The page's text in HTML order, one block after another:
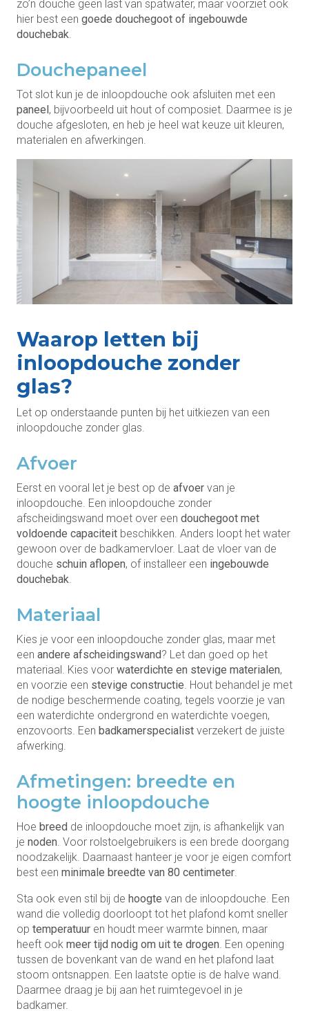
zo’n douche geen last van spatwater, maar voorziet ook
hier best een goede douchegoot of ingebouwde
douchebak
Douchepaneel
Tot slot kun je de inloopdouche ook afsluiten met een
paneel, bijvoorbeeld uit hout of composiet. Daarmee is je
douche afgesloten, en heb je heel wat keuze uit kleuren,
materialen en afwerkingen.
Waarop letten bij
inloopdouche zonder
glas?
Let op onderstaande punten bij het uitkiezen van een
inloopdouche zonder glas.
Afvoer
Eerst en vooral let je best op de afvoer van je
inloopdouche. Een inloopdouche zonder
afscheidingswand moet over een douchegoot met
voldoende capaciteit beschikken. Anders loopt het water
gewoon over de badkamervloer. Laat de vloer van de
douche schuin aflopen, of installeer een ingebouwde
douchebak.
Materiaal
Kies je voor een inloopdouche zonder glas, maar met
een andere afscheidingswand? Let dan goed op het
materiaal. Kies voor waterdichte en stevige materialen,
en voorzie een stevige constructie. Hout behandel je met
de nodige beschermende coating, tegels voorzie je van
een waterdichte ondergrond en waterdichte voegen,
enzovoorts. Een badkamerspecialist verzekert de juiste
afwerking.
Afmetingen: breedte en
hoogte inloopdouche
Hoe breed de inloopdouche moet zijn, is afhankelijk van
je noden. Voor rolstoelgebruikers is een brede doorgang
noodzakelijk. Daarnaast hanteer je voor je eigen comfort
best een minimale breedte van 80 centimeter.
Sta ook even stil bij de hoogte van de inloopdouche. Een
wand die volledig doorloopt tot het plafond komt sneller
op temperatuur en houdt meer warmte binnen, maar
heeft ook meer tijd nodig om uit te drogen. Een opening
tussen de bovenkant van de wand en het plafond laat
stoom ontsnappen. Een laatste optie is de halve wand.
Daarmee draag je bij aan het ruimtegevoel in je
badkamer.